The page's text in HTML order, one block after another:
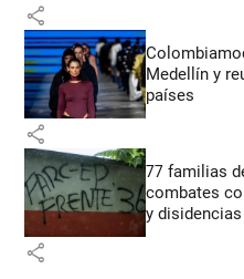
share
Medellín y
países
share
77 familias
combates
y disidencias
share